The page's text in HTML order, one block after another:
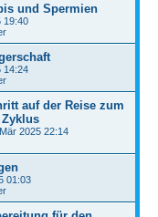
und Spermien
19:40
14:24
auf der Reise zum
2025 22:14
01:03